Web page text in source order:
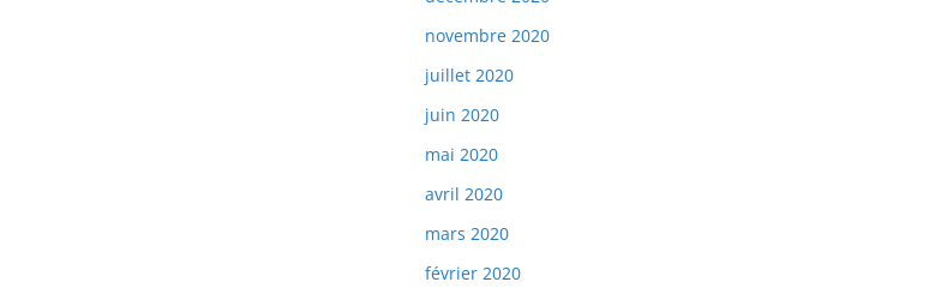
novembre 2020
juillet 2020
juin 2020
mai 2020
avril 2020
mars 2020
février 2020